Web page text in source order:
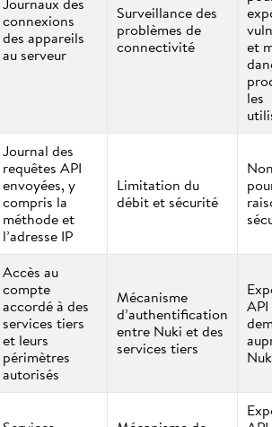
connexions
des appareils
au serveur
Surveillance des
problèmes de
connectivité et
les
Journal des
requêtes API
envoyées, y
compris la
méthode et
l’adresse IP
Limitation du
débit et sécurité
Accès au
compte
accordé à des
services tiers
et leurs
périmètres
autorisés
Mécanisme
d’authentification
entre Nuki et des
services tiers